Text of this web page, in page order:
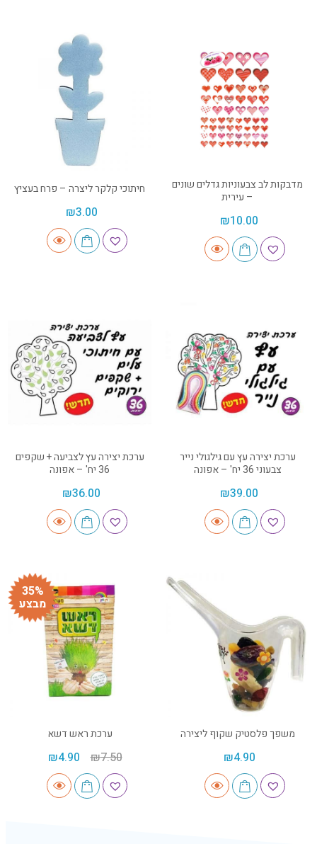
מדבקות לב צבעוניות גדלים שונים
– עירית
₪10.00
חיתוכי קלקר ליצרה – פרח בעציץ
₪3.00
ערכת יצירה עץ עם גילגולי נייר
צבעוני 36 יח' – אפונה
₪39.00
ערכת יצירה עץ לצביעה + שקפים
36 יח' – אפונה
₪36.00
משפך פלסטיק שקוף ליצירה
₪4.90
35%
מבצע
ערכת ראש דשא
₪7.50
₪4.90